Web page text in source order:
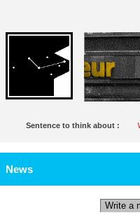
Sentence to think about :
News
Write a